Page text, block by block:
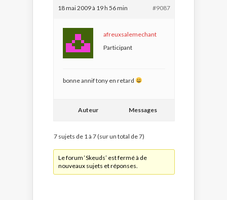
18 mai 2009 à 19 h 56 min #9087
afreuxsalemechant
Participant
bonne annif tony en retard
Auteur Messages
7 sujets de 1 à 7 (sur un total de 7)
Le forum ‘Skeuds’ est fermé à de
nouveaux sujets et réponses.